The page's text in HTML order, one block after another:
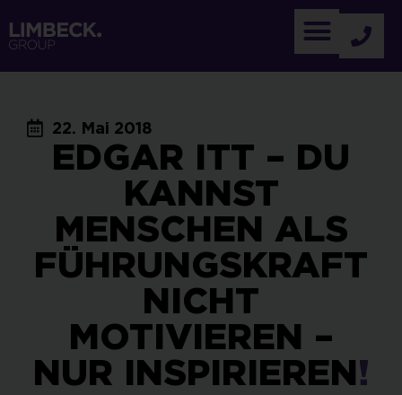
22. Mai 2018
EDGAR ITT – DU
KANNST
MENSCHEN ALS
FÜHRUNGSKRAFT
NICHT
MOTIVIEREN –
NUR INSPIRIEREN!